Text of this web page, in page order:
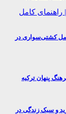
کشتی‌سواری در
زندگی در